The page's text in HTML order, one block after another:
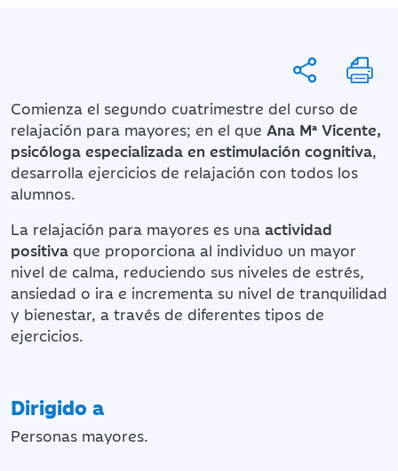
Comienza el segundo cuatrimestre del curso de
relajación para mayores; en el que Ana Mª Vicente,
psicóloga especializada en estimulación cognitiva,
desarrolla ejercicios de relajación con todos los
alumnos.
La relajación para mayores es una actividad
positiva que proporciona al individuo un mayor
nivel de calma, reduciendo sus niveles de estrés,
ansiedad o ira e incrementa su nivel de tranquilidad
y bienestar, a través de diferentes tipos de
ejercicios.
Dirigido a
Personas mayores.